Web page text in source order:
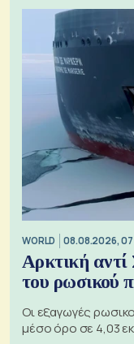
WORLD 08.08.2026,
Αρκτική
του ρωσικού
Οι εξαγωγές
μέσο όρο σε 4,03